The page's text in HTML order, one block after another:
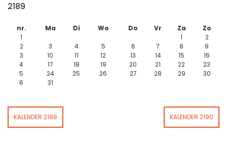
2189
nr. Ma Di Wo Do Vr Za
Zo
1
1
2
2
3 4 5 6 7 8
9
3
10 11 12 13 14 15
16
4
17 18 19 20 21 22
23
5
24 25 26 27 28 29
30
6
31
KALENDER 2188 KALENDER 2190